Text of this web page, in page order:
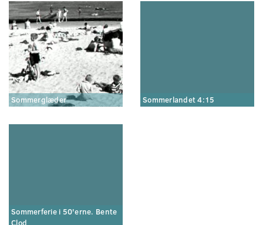
Sommerglæder Sommerlandet 4:15
Sommerferie i 50'erne. Bente
Clod